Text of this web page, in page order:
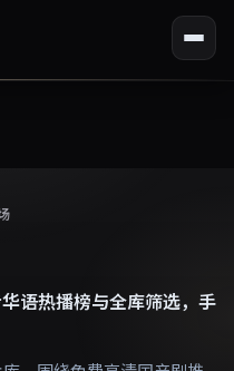
语热播榜与全库筛选，手